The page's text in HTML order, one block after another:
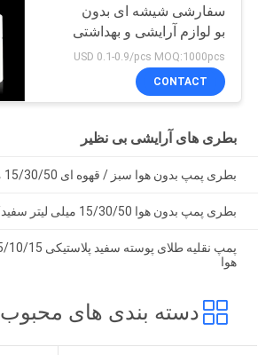
سفارشی شیشه ای بدون
بو لوازم آرایشی و بهداشتی
بطری پمپ اسپری
ISO90001 خبره
USD 0.1-0.9/pcs MOQ:1000pcs
CONTACT
بطری های آرایشی بی نظیر
بطری پمپ بدون هوا سبز / قهوه ای 15/30/50 میلی لیتر
بطری پمپ بدون هوا 15/30/50 میلی لیتر سفید/سبز با طراحی دوگانه
هوا
دسته بندی های محبوب